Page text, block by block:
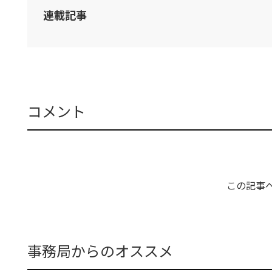
連載記事
コメント
この記事
事務局からのオススメ